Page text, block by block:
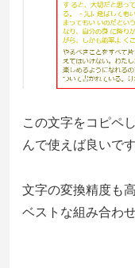
この文字をコピペ
んで使えば良いです
文字の変換精度も
ベストな組み合わ